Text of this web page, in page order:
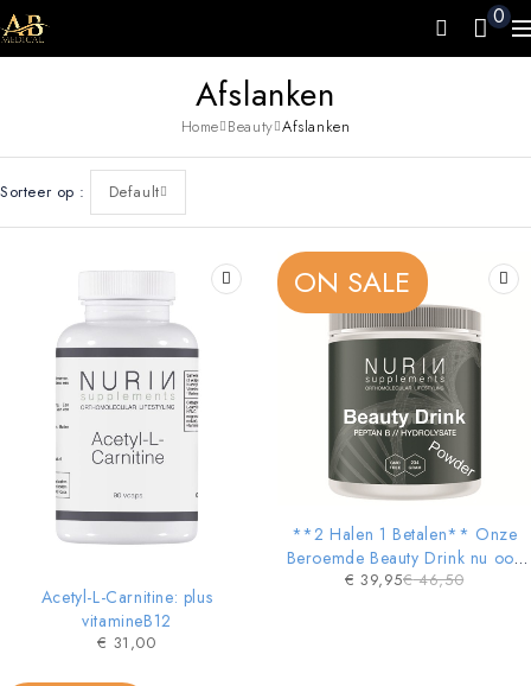
0
Afslanken
Home Beauty Afslanken
Sorteer op Default
Acetyl-L-Carnitine: plus
vitamineB12
€ 31,00
ON SALE
**2 Halen 1 Betalen** Onze
Beroemde Beauty Drink nu ook
in POWDER vorm
€46,50
€ 39,95